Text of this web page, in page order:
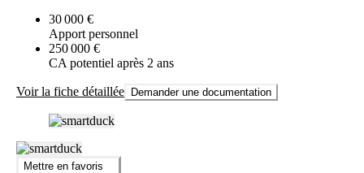
30 000 €
Apport personnel
250 000 €
CA potentiel après 2 ans
Voir la fiche détaillée Demander une documentation
Mettre en favoris